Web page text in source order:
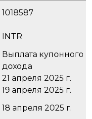
1018587
INTR
Выплата купонного
дохода
21 апреля 2025 г.
19 апреля 2025 г.
18 апреля 2025 г.